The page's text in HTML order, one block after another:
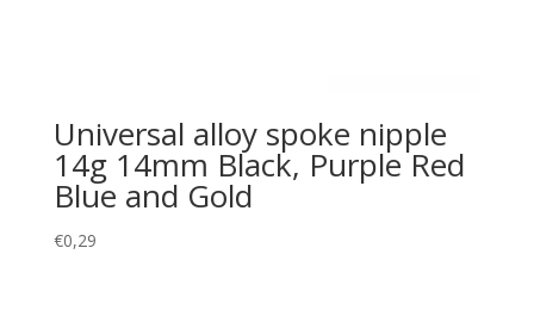
Universal alloy spoke nipple
14g 14mm Black, Purple Red
Blue and Gold
€0,29